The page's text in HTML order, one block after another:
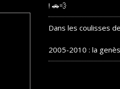
! 🚗💨
Dans les coulisses
2005-2010 : la